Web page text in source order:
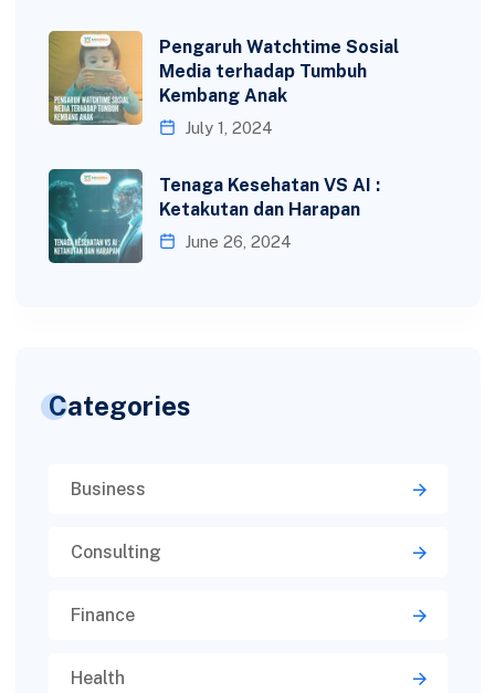
Pengaruh Watchtime Sosial
Media terhadap Tumbuh
Kembang Anak
July 1, 2024
Tenaga Kesehatan VS AI :
Ketakutan dan Harapan
June 26, 2024
Categories
Business
Consulting
Finance
Health